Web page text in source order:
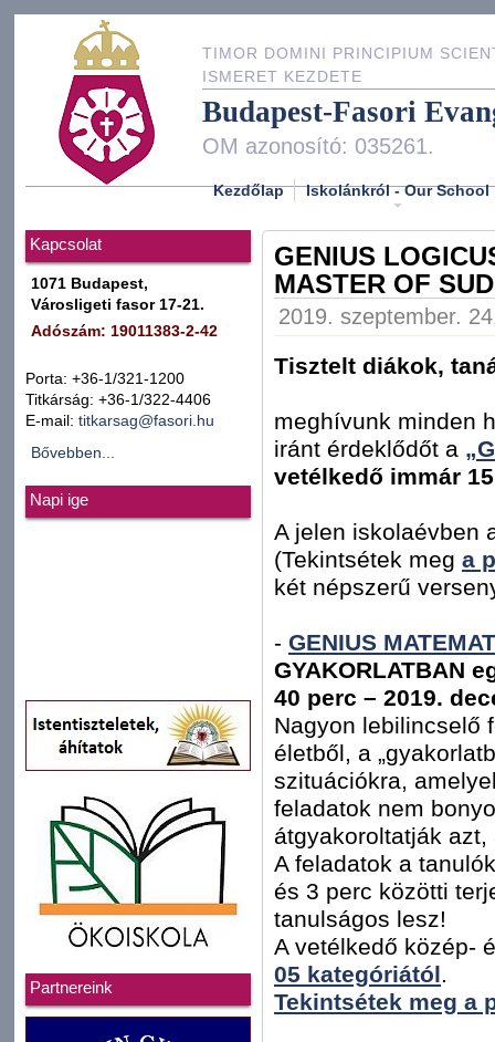
TIMOR DOMINI PRINCIPIUM
ISMERET KEZDETE
Budapest-Fasori
OM azonosító: 035261.
Kezdőlap Iskolánkról - Our School
Kapcsolat
1071 Budapest,
Városligeti fasor 17-21.
Adószám: 19011383-2-42
Porta: +36-1/321-1200
Titkárság: +36-1/322-4406
E-mail: titkarsag@fasori.hu
Bővebben...
Napi ige
Partnereink
GENIUS
MASTER OF
2019. szeptember.
Tisztelt diákok,
meghívunk minden
iránt érdeklődőt a
vetélkedő immár
A jelen iskolaévben
(Tekintsétek meg a
két népszerű
- GENIUS
GYAKORLATBAN
40 perc – 2019.
Nagyon lebilincselő
életből, a
szituációkra,
feladatok nem
átgyakoroltatják
A feladatok a
és 3 perc közötti
tanulságos lesz!
A vetélkedő közép-
05 kategóriától
Tekintsétek meg a